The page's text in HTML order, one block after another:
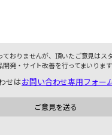
ておりませんが、頂いたご意見はス
発・サイト改善を行ってまいります
せはお問い合わせ専用フォー